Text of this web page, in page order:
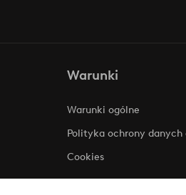
Warunki
Warunki ogólne
Polityka ochrony danych
Cookies